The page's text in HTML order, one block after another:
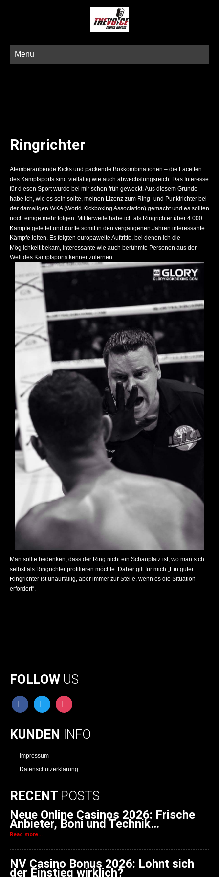
Menu
Ringrichter
Atemberaubende Kicks und packende Boxkombinationen – die Facetten
des Kampfsports sind vielfältig wie auch abwechslungsreich. Das Interesse
für diesen Sport wurde bei mir schon früh geweckt. Aus diesem Grunde
habe ich, wie es sein sollte, meinen Lizenz zum Ring- und Punktrichter bei
der damaligen WKA (World Kickboxing Association) gemacht und es sollten
noch einige mehr folgen. Mittlerweile habe ich als Ringrichter über 4.000
Kämpfe geleitet und durfte somit in den vergangenen Jahren interessante
Kämpfe leiten. Es folgten europaweite Auftritte, bei denen ich die
Möglichkeit bekam, interessante wie auch berühmte Personen aus der
Welt des Kampfsports kennenzulernen.
Man sollte bedenken, dass der Ring nicht ein Schauplatz ist, wo man sich
selbst als Ringrichter profilieren möchte. Daher gilt für mich „Ein guter
Ringrichter ist unauffällig, aber immer zur Stelle, wenn es die Situation
erfordert“.
FOLLOW US
facebooktwitter instagram
KUNDEN INFO
Impressum
Datenschutzerklärung
RECENT POSTS
Neue Online Casinos 2026: Frische
Anbieter, Boni und Technik…
Read more...
NV Casino Bonus 2026: Lohnt sich
der Einstieg wirklich?